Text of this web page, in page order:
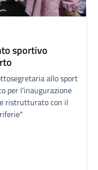
sportivo
allo sport
per l'inaugurazione
ristrutturato con il